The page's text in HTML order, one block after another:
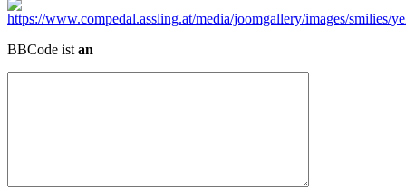
BBCode ist an